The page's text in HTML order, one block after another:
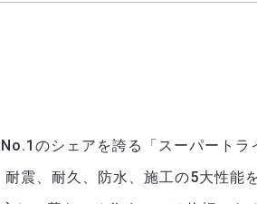
のシェアを誇る「スーパートラ
耐震、耐久、防水、施工の5大性能